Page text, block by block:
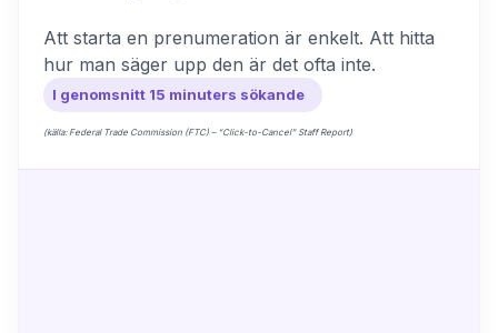
Att starta en prenumeration är enkelt. Att hitta
hur man säger upp den är det ofta inte.
I genomsnitt 15 minuters sökande
(källa: Federal Trade Commission (FTC) – “Click-to-Cancel” Staff Report)